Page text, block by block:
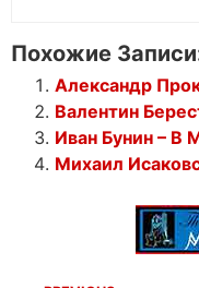
Похожие
Александр
Валентин
Иван Бунин – В
Михаил